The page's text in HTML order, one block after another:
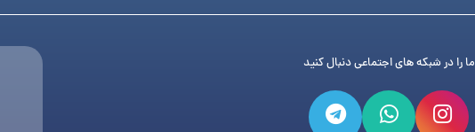
ما را در شبکه های اجتماعی دنبال کنید